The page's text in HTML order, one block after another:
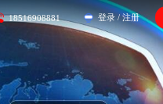
18516908881 登录 / 注册